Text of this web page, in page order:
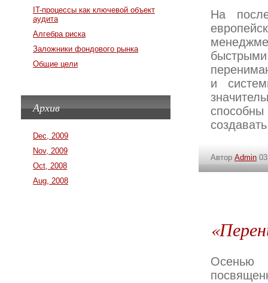
На
и
Автор Admin
Осенью
IT-процессы как ключевой объект
аудита
Алгебра риска
Заложники фондового рынка
Общие цели
Архив
Dec, 2009
Nov, 2009
Oct, 2008
Aug, 2008